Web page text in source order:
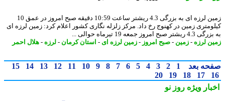
زمین لرزه ای به بزرگی 4.3 ریشتر ساعت 10:59 دقیقه صبح امروز در عمق 10
زمین در کهنوج رخ داد. مرکز زلزله نگاری کشور اعلام کرد: زمین لرزه ای
صبح امروز جمعه 19 تیرماه حوالی ...
لرزه - زمین -صبح امروز- زمین لرزه ای - استان کرمان -لرزه - هلال احمر
بعد 1
2
3
4
5
6
7
8
9
10
11
12
13
14
15
17
18
19
20
ویژهروز نو